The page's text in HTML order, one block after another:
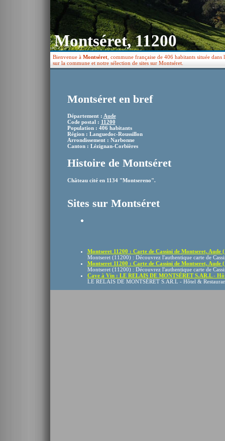
Montséret, 11200
Bienvenue à Montséret , commune française de 406 habitants située
sur la commune et notre sélection de sites sur Montséret.
Montséret en bref
Département : Aude
Code postal : 11200
Population : 406 habitants
Région : Languedoc-Roussillon
Arrondissement : Narbonne
Canton : Lézignan-Corbières
Histoire de Montséret
Château cité en 1134 "Montsereno".
Sites sur Montséret
Montseret 11200 : Carte de Cassini de Montseret, Aude
Montseret (11200) : Découvrez l'authentique carte de
Montseret 11200 : Carte de Cassini de Montseret, Aude
Montseret (11200) : Découvrez l'authentique carte de
Cave à Vin : LE RELAIS DE MONTSÉRET S.AR.L -
LE RELAIS DE MONTSÉRET S.AR.L - Hôtel &